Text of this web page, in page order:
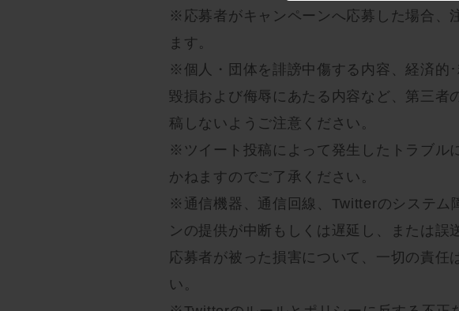
※応募者がキャンペーンへ応募した場合、
ます。
※個人・団体を誹謗中傷する内容、経済的
毀損および侮辱にあたる内容など、第三者
稿しないようご注意ください。
※ツイート投稿によって発生したトラブル
かねますのでご了承ください。
※通信機器、通信回線、Twitterのシステム
ンの提供が中断もしくは遅延し、または誤
応募者が被った損害について、一切の責任
い。